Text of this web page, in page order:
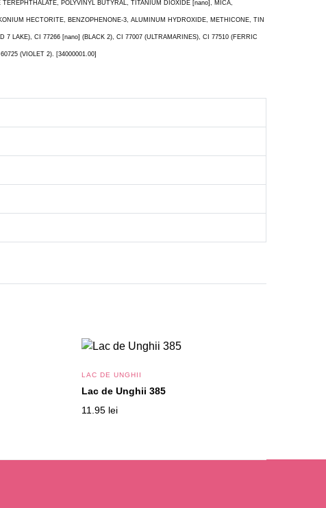
POLYVINYL BUTYRAL, TITANIUM DIOXIDE [nano], MICA,
HECTORITE, BENZOPHENONE-3, ALUMINUM HYDROXIDE, METHICONE, TIN
LAKE), CI 77266 [nano] (BLACK 2), CI 77007 (ULTRAMARINES), CI 77510 (FERRIC
(VIOLET 2). [34000001.00]
LAC DE UNGHII
Lac de Unghii 385
11.95 lei